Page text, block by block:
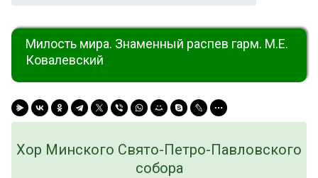
Милость мира. Знаменный распев гарм. М.Е.
Ковалевский
Хор Минского Свято-Петро-Павловского
собора